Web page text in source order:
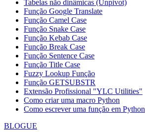
Tabelas não dinâmicas (Unpivot)
Função Google Translate
Função Camel Case
Função Snake Case
Função Kebab Case
Função Break Case
Função Sentence Case
Função Title Case
Fuzzy Lookup Função
Função GETSUBSTR
Extensão Profissional "YLC Utilities"
Como criar uma macro Python
Como escrever uma função em Python
BLOGUE